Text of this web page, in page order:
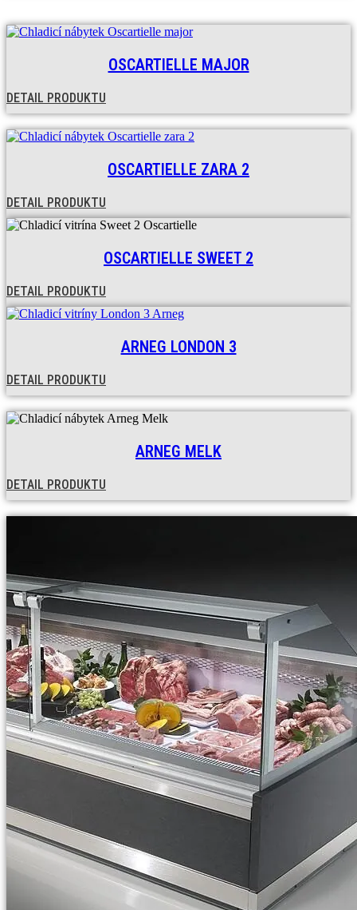
OSCARTIELLE MAJOR
DETAIL PRODUKTU
OSCARTIELLE ZARA 2
DETAIL PRODUKTU
OSCARTIELLE SWEET 2
DETAIL PRODUKTU
ARNEG LONDON 3
DETAIL PRODUKTU
ARNEG MELK
DETAIL PRODUKTU